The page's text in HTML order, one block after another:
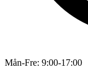
Mån-Fre: 9:00-17:00